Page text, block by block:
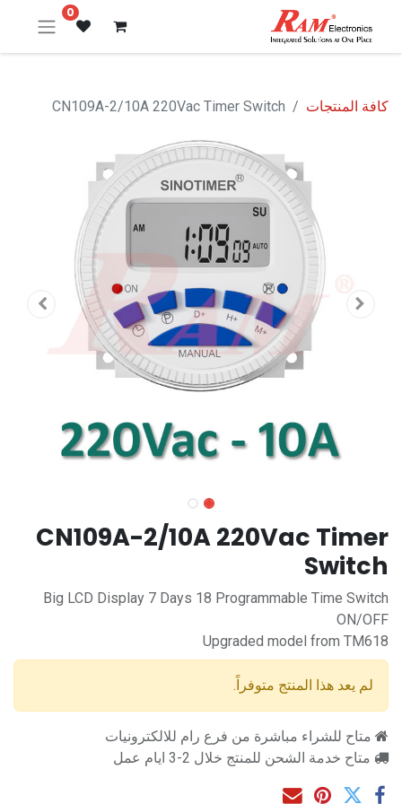
0
كافة المنتجات CN109A-2/10A 220Vac Timer Switch
CN109A-2/10A 220Vac Timer
Switch
Big LCD Display 7 Days 18 Programmable Time Switch
ON/OFF
Upgraded model from TM618
لم يعد هذا المنتج متوفراً.
متاح للشراء مباشرة من فرع رام للالكترونيات
متاح خدمة الشحن للمنتج خلال 2-3 ايام عمل